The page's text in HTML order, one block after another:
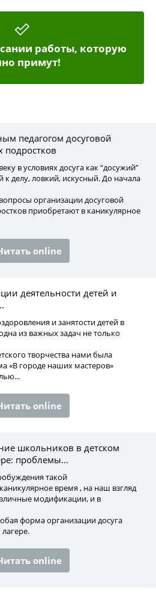
работы, которую
примут!
педагогом досуговой
подростков
в условиях досуга как “досужий”
делу, ловкий, искусный. До начала
организации досуговой
приобретают в каникулярное
online
деятельности детей и
и занятости детей в
из важных задач не только
творчества нами была
«В городе наших мастеров»
online
школьников в детском
проблемы...
такой
время , на наш взгляд
модификации, и в
форма организации досуга
online